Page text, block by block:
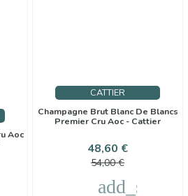
Aoc
CATTIER
Champagne Brut Blanc De Blancs
Premier Cru Aoc - Cattier
Prezzo
48,60 €Prezzo
54,00 €